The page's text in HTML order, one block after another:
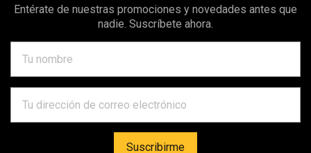
Entérate de nuestras promociones y novedades antes que
nadie. Suscríbete ahora.